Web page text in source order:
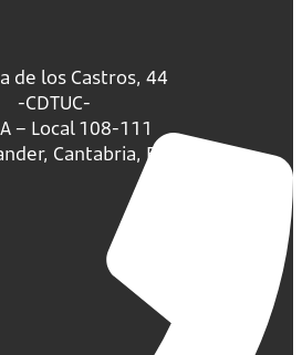
de los Castros, 44
-CDTUC-
– Local 108-111
Cantabria, España.